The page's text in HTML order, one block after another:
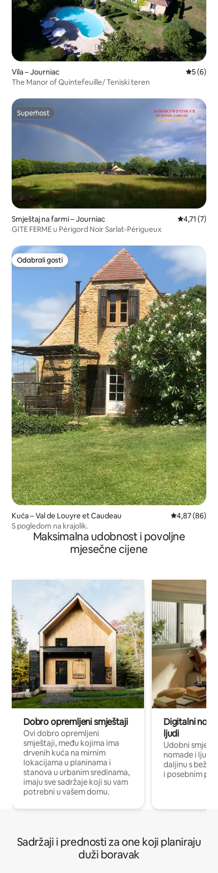
Vila – Journiac
5 (6)
The Manor of Quintefeuille/ Teniski teren
Superhost
Superhost
Smještaj na farmi – Journiac Prosječna
4,71 (7)
GITE FERME u Périgord Noir Sarlat-Périgueux
Odabrali gosti
Odabrali gosti
Kuća – Val de Louyre et Caudeau Prosječna
4,87 (86)
S pogledom na krajolik.
Maksimalna udobnost i povoljne
mjesečne cijene
Dobro opremljeni smještaji
Ovi dobro opremljeni
smještaji, među kojima ima
drvenih kuća na mirnim
lokacijama u planinama i
stanova u urbanim sredinama,
imaju sve sadržaje koji su vam
potrebni u vašem domu.
Digitalni
ljudi
Udobni
nomade i ljude
daljinu s
i posebnim
Sadržaji i prednosti za one koji planiraju
duži boravak